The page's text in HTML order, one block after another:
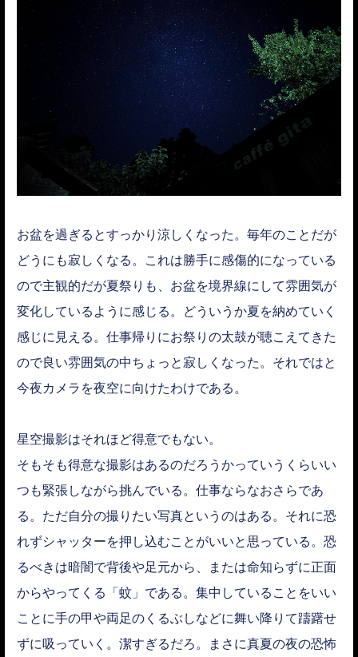
お盆を過ぎるとすっかり涼しくなった。毎年のことだが
どうにも寂しくなる。これは勝手に感傷的になっている
ので主観的だが夏祭りも、お盆を境界線にして雰囲気が
変化しているように感じる。どういうか夏を納めていく
感じに見える。仕事帰りにお祭りの太鼓が聴こえてきた
ので良い雰囲気の中ちょっと寂しくなった。それではと
今夜カメラを夜空に向けたわけである。
星空撮影はそれほど得意でもない。
そもそも得意な撮影はあるのだろうかっていうくらいい
つも緊張しながら挑んでいる。仕事ならなおさらであ
る。ただ自分の撮りたい写真というのはある。それに恐
れずシャッターを押し込むことがいいと思っている。恐
るべきは暗闇で背後や足元から、または命知らずに正面
からやってくる「蚊」である。集中していることをいい
ことに手の甲や両足のくるぶしなどに舞い降りて躊躇せ
ずに吸っていく。潔すぎるだろ。まさに真夏の夜の恐怖